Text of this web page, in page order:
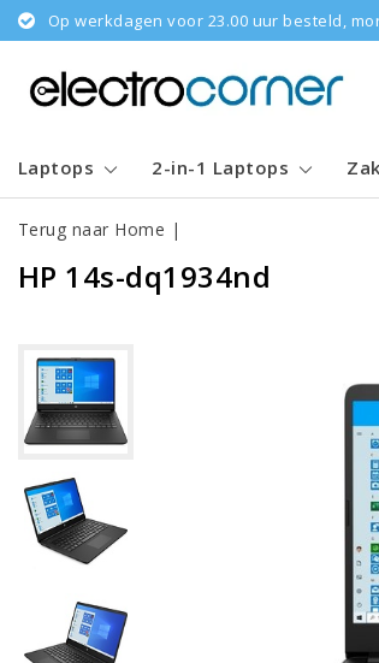
Op werkdagen voor 23.00 uur besteld,
Laptops 2-in-1 Laptops
Terug naar Home |
HP 14s-dq1934nd